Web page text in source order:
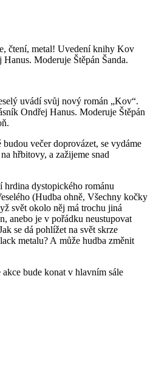
čtení, metal! Uvedení knihy Kov
Moderuje Štěpán Šanda.
uvádí svůj nový román „Kov“.
Ondřej Hanus. Moderuje Štěpán
večer doprovázet, se vydáme
hřbitovy, a zažijeme snad
dystopického románu
(Hudba ohně, Všechny kočky
svět okolo něj má trochu jiná
anebo je v pořádku neustupovat
se dá pohlížet na svět skrze
metalu? A může hudba změnit
bude konat v hlavním sále